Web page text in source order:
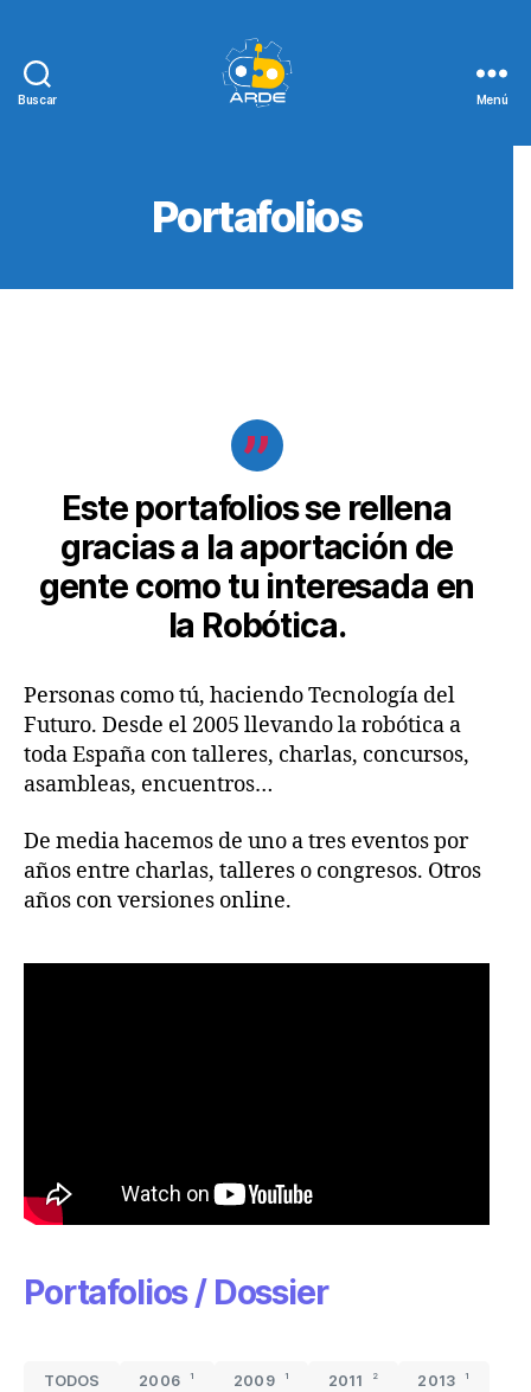
Buscar Menú
Portafolios
Este portafolios se rellena
gracias a la aportación de
gente como tu interesada en
la Robótica.
Personas como tú, haciendo Tecnología del
Futuro. Desde el 2005 llevando la robótica a
toda España con talleres, charlas, concursos,
asambleas, encuentros…
De media hacemos de uno a tres eventos por
años entre charlas, talleres o congresos. Otros
años con versiones online.
Portafolios / Dossier
TODOS 2006 1 2009 1 2011 2 2013 1